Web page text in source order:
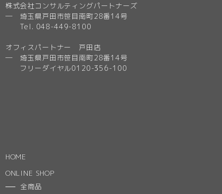
株式会社コンサルティングパートナーズ
─ 埼玉県戸田市笹目南町28番14号
Tel. 048-449-8100
オフィスパートナー 戸田店
─ 埼玉県戸田市笹目南町28番14号
フリーダイヤル0120-356-100
HOME
ONLINE SHOP
全商品